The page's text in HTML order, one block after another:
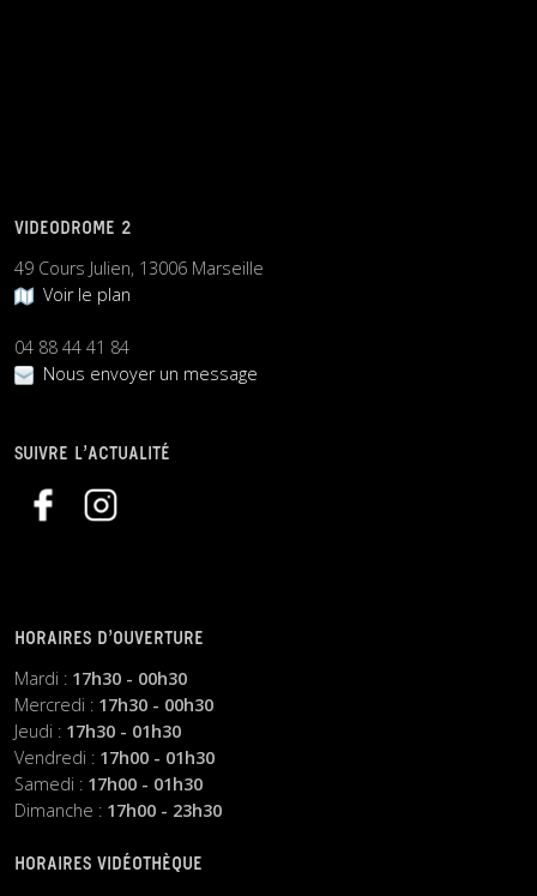
VIDEODROME 2
49 Cours Julien, 13006 Marseille
Voir le plan
04 88 44 41 84
Nous envoyer un message
SUIVRE L’ACTUALITÉ
HORAIRES D’OUVERTURE
Mardi : 17h30 - 00h30
Mercredi : 17h30 - 00h30
Jeudi : 17h30 - 01h30
Vendredi : 17h00 - 01h30
Samedi : 17h00 - 01h30
Dimanche : 17h00 - 23h30
HORAIRES VIDÉOTHÈQUE